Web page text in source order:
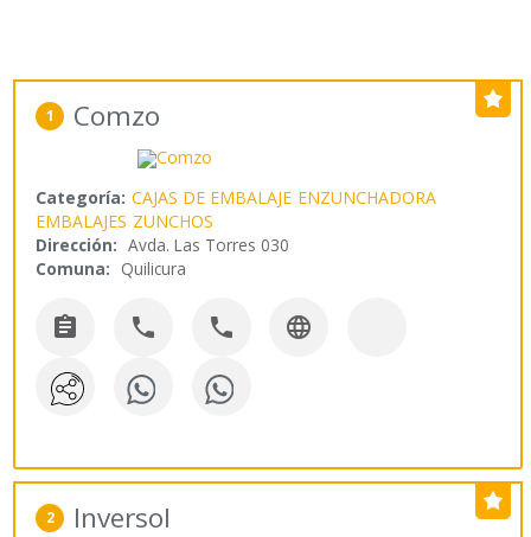
1 Comzo
Categoría: CAJAS DE EMBALAJE ENZUNCHADORA
EMBALAJES ZUNCHOS
Dirección: Avda. Las Torres 030
Comuna: Quilicura
   
2 Inversol